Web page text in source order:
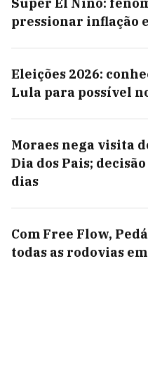
pressionar inflação
Eleições 2026:
Lula para possível
Moraes nega visita
Dia dos Pais;
dias
Com Free Flow,
todas as rodovias